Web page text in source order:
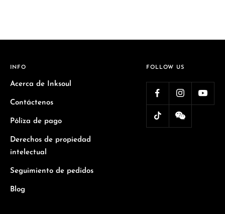
INFO
Acerca de Inksoul
Contáctenos
Póliza de pago
Derechos de propiedad
intelectual
Seguimiento de pedidos
Blog
FOLLOW US